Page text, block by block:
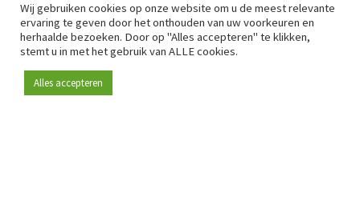
Wij gebruiken cookies op onze website om u de meest relevante
ervaring te geven door het onthouden van uw voorkeuren en
herhaalde bezoeken. Door op "Alles accepteren" te klikken,
stemt u in met het gebruik van ALLE cookies.
Alles accepteren